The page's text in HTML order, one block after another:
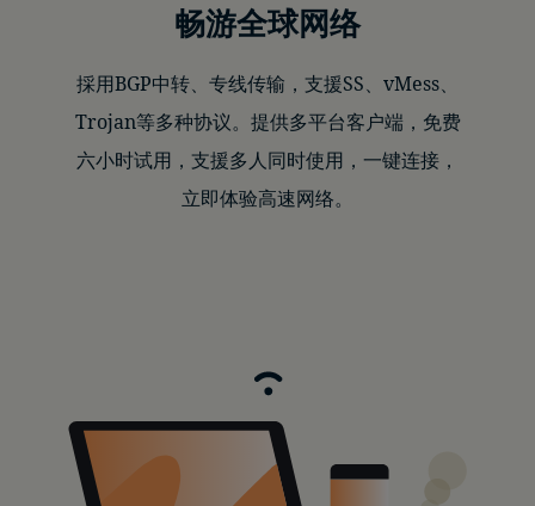
畅游全球网络
採用BGP中转、专线传输，支援SS、vMess、
Trojan等多种协议。提供多平台客户端，免费
六小时试用，支援多人同时使用，一键连接，
立即体验高速网络。